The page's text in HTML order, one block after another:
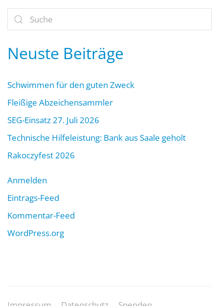
Neuste Beiträge
Schwimmen für den guten Zweck
Fleißige Abzeichensammler
SEG-Einsatz 27. Juli 2026
Technische Hilfeleistung: Bank aus Saale geholt
Rakoczyfest 2026
Anmelden
Eintrags-Feed
Kommentar-Feed
WordPress.org